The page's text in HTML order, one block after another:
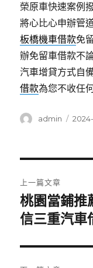
榮原車快速案例
將心比心申辦管
板橋機車借款免
辦免留車借款不
汽車增貸方式自
借款為您不收任
作
admin
發
章
導
覽
上一篇文章
上
一
文
章:
桃園當鋪推
信三重汽車